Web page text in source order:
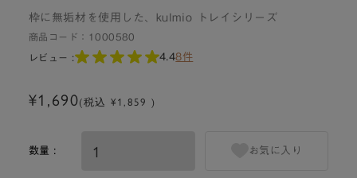
枠に無垢材を使用した、kulmio トレイシリーズ
商品コード： 1000580
レビュー : 4.48件
¥1,690(税込 ¥1,859 )
数量 : お気に入り